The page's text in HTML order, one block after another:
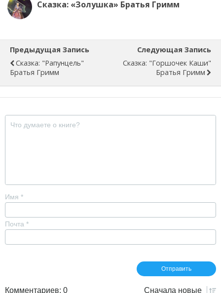
Сказка: «Золушка» Братья Гримм
Предыдущая Запись
Сказка: "Рапунцель"
Братья Гримм
Следующая Запись
Сказка: "Горшочек Каши"
Братья Гримм
Имя *
Почта *
Комментариев: 0 Сначала новые